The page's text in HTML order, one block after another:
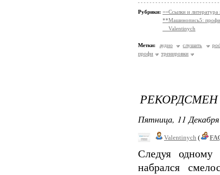
Рубрики: ==Ссылки и
**Машинопись5: профи
__Valentinych
Метки: аудио слушать
профи
тренировки
Пятница, 11
Valentinych (
Следуя одному
набрался